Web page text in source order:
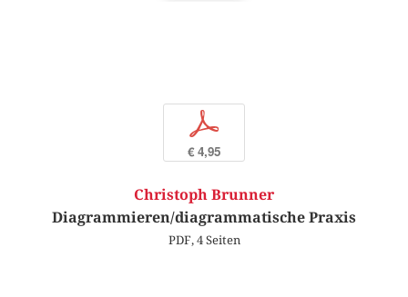
p
€ 4,95
Christoph Brunner
Diagrammieren/diagrammatische Praxis
PDF, 4 Seiten